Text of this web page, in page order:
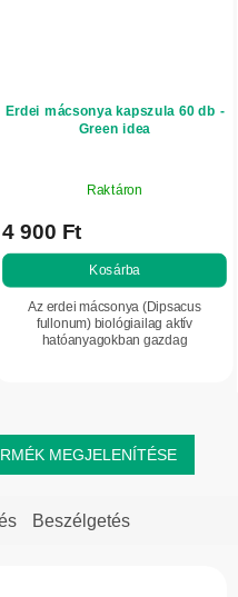
Erdei mácsonya kapszula 60 db -
Green idea
Raktáron
4 900 Ft
Kosárba
Az erdei mácsonya (Dipsacus
fullonum) biológiailag aktív
hatóanyagokban gazdag
MEGJELENÍTÉSE
Beszélgetés